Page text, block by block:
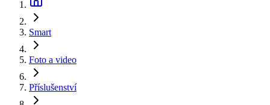
Smart
Foto a video
Příslušenství